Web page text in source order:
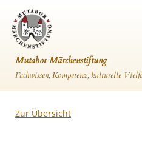
Mutabor Märchenstiftung
Fachwissen, Kompetenz, kulturelle
Zur Übersicht